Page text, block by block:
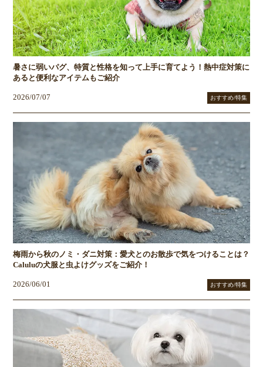
暑さに弱いパグ、特質と性格を知って上手に育てよう！熱中症対策に
あると便利なアイテムもご紹介
2026/07/07 おすすめ/特集
梅雨から秋のノミ・ダニ対策：愛犬とのお散歩で気をつけることは？
Caluluの犬服と虫よけグッズをご紹介！
2026/06/01 おすすめ/特集